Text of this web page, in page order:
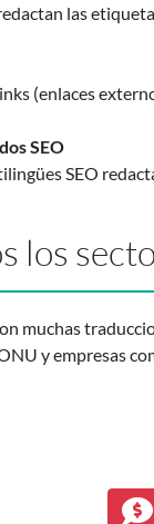
las
(enlaces
SEO
SEO
los
muchas
y empresas